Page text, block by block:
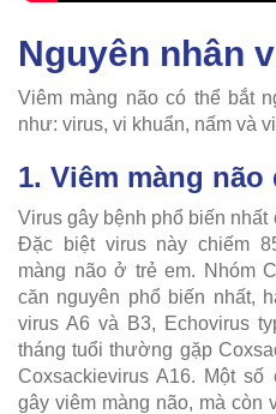
Nguyên nhân
Viêm màng não có thể bắt
như: virus, vi khuẩn, nấm và
1. Viêm màng
Virus gây bệnh phổ biến
Đặc biệt virus này chiếm
màng não ở trẻ em. Nhóm
căn nguyên phổ biến nhất,
virus A6 và B3, Echovirus
tháng tuổi thường gặp
Coxsackievirus A16. Một
gây viêm màng não, mà còn